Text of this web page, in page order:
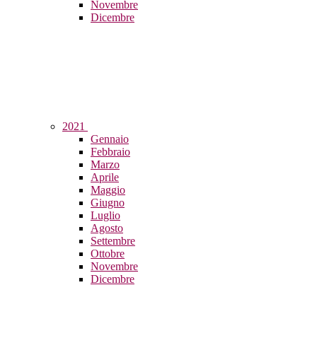
Novembre
Dicembre
2021
Gennaio
Febbraio
Marzo
Aprile
Maggio
Giugno
Luglio
Agosto
Settembre
Ottobre
Novembre
Dicembre